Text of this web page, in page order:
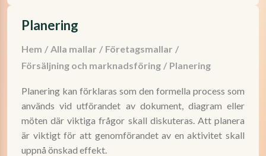
Planering
Hem / Alla mallar / Företagsmallar /
Försäljning och marknadsföring / Planering
Planering kan förklaras som den formella process som
används vid utförandet av dokument, diagram eller
möten där viktiga frågor skall diskuteras. Att planera
är viktigt för att genomförandet av en aktivitet skall
uppnå önskad effekt.